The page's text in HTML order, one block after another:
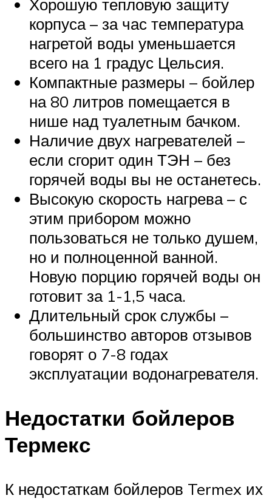
Хорошую тепловую защиту
корпуса – за час температура
нагретой воды уменьшается
всего на 1 градус Цельсия.
Компактные размеры – бойлер
на 80 литров помещается в
нише над туалетным бачком.
Наличие двух нагревателей –
если сгорит один ТЭН – без
горячей воды вы не останетесь.
Высокую скорость нагрева – с
этим прибором можно
пользоваться не только душем,
но и полноценной ванной.
Новую порцию горячей воды он
готовит за 1-1,5 часа.
Длительный срок службы –
большинство авторов отзывов
говорят о 7-8 годах
эксплуатации водонагревателя.
Недостатки бойлеров
Термекс
К недостаткам бойлеров Termex их